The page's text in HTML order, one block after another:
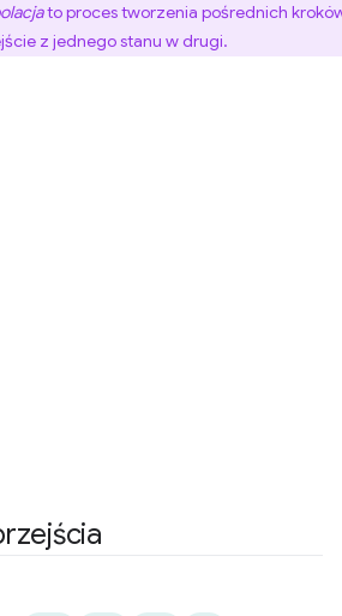
to proces tworzenia pośrednich
z jednego stanu w drugi.